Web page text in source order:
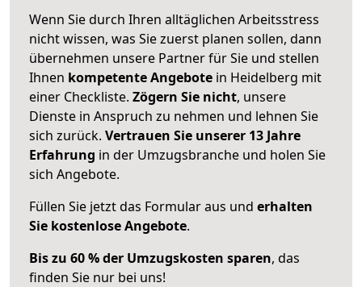
Wenn Sie durch Ihren alltäglichen Arbeitsstress
nicht wissen, was Sie zuerst planen sollen, dann
übernehmen unsere Partner für Sie und stellen
Ihnen kompetente Angebote in Heidelberg mit
einer Checkliste. Zögern Sie nicht, unsere
Dienste in Anspruch zu nehmen und lehnen Sie
sich zurück. Vertrauen Sie unserer 13 Jahre
Erfahrung in der Umzugsbranche und holen Sie
sich Angebote.
Füllen Sie jetzt das Formular aus und erhalten
Sie kostenlose Angebote.
Bis zu 60 % der Umzugskosten sparen, das
finden Sie nur bei uns!